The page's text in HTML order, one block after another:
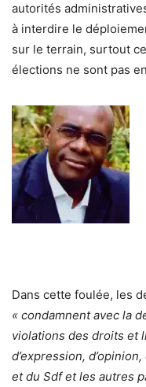
autorités
à interdire le
sur le terrain, surtout
élections ne sont pas
Dans cette foulée, les
« condamnent avec la
violations des droits et
d’expression,
et du Sdf et les autres